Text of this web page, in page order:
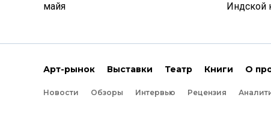
майя
Индской
Арт-рынок Выставки Театр Книги О
Новости Обзоры Интервью Рецензия